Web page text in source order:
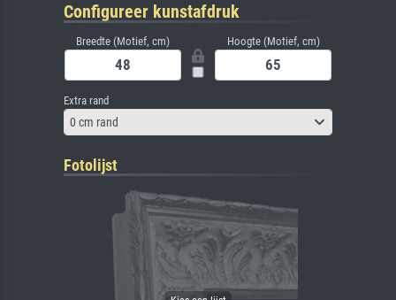
Configureer kunstafdruk
Breedte (Motief, cm) Hoogte (Motief, cm)
Extra rand
0 cm rand
Fotolijst